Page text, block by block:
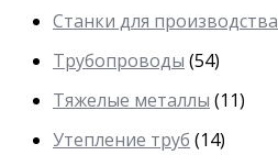
Станки для производства
Трубопроводы (54)
Тяжелые металлы (11)
Утепление труб (14)